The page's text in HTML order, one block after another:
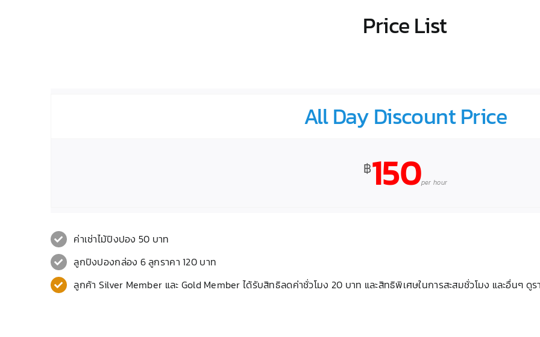
Price List
All Day Discount Price
฿150per hour
ค่าเช่าไม้ปิงปอง 50 บาท
ลูกปิงปองกล่อง 6 ลูกราคา 120 บาท
ลูกค้า Silver Member และ Gold Member ได้รับสิทธิลดค่าชั่วโมง 20 บาท และสิทธิพิเศษในการสะสมชั่วโมง และอื่นๆ ดูร